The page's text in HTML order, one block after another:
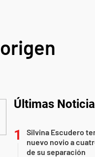
Últimas
Silvina Escudero
nuevo novio a
de su separación